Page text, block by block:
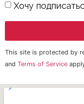
Хочу
This site is protected by
and Terms of Service